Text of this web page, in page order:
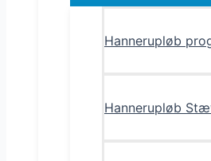
Hannerupløb
Hannerupløb